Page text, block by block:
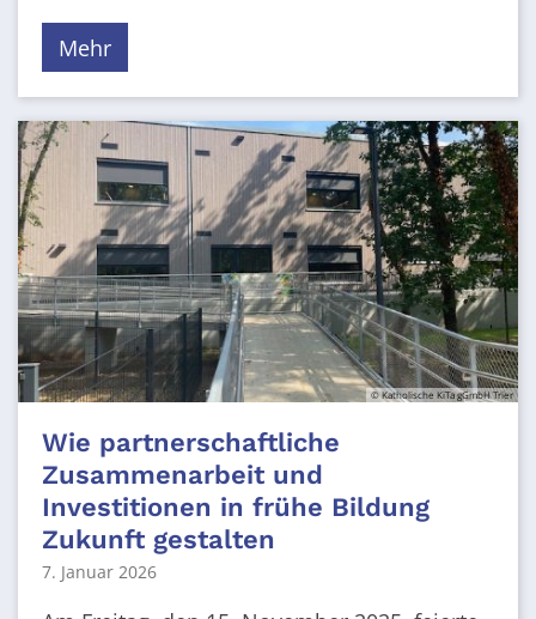
Mehr
© Katholische KiTa gGmbH Trier
Wie partnerschaftliche
Zusammenarbeit und
Investitionen in frühe Bildung
Zukunft gestalten
7. Januar 2026